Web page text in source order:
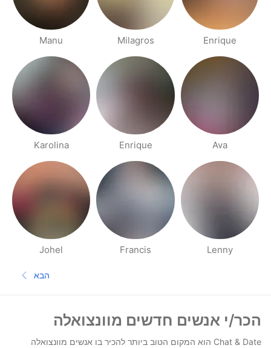
Enrique
Milagros
Manu
Ava
Enrique
Karolina
Lenny
Francis
Johel
העמוד
הבא
הכר/י אנשים חדשים מוונצואלה
Chat & Date הוא המקום הטוב ביותר להכיר בו אנשים מוונצואלה